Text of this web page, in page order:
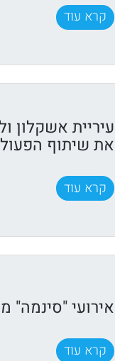
קרא עוד
עיריית אשקלון
את שיתוף
קרא עוד
אירועי "סינמה"
קרא עוד